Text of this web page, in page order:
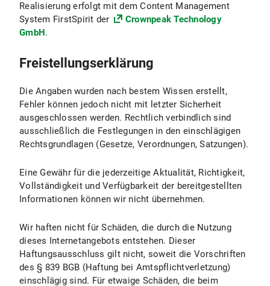
Realisierung erfolgt mit dem Content Management
System FirstSpirit der
Crownpeak Technology
GmbH.
Freistellungserklärung
Die Angaben wurden nach bestem Wissen erstellt,
Fehler können jedoch nicht mit letzter Sicherheit
ausgeschlossen werden. Rechtlich verbindlich sind
ausschließlich die Festlegungen in den einschlägigen
Rechtsgrundlagen (Gesetze, Verordnungen, Satzungen).
Eine Gewähr für die jederzeitige Aktualität, Richtigkeit,
Vollständigkeit und Verfügbarkeit der bereitgestellten
Informationen können wir nicht übernehmen.
Wir haften nicht für Schäden, die durch die Nutzung
dieses Internetangebots entstehen. Dieser
Haftungsausschluss gilt nicht, soweit die Vorschriften
des § 839 BGB (Haftung bei Amtspflichtverletzung)
einschlägig sind. Für etwaige Schäden, die beim